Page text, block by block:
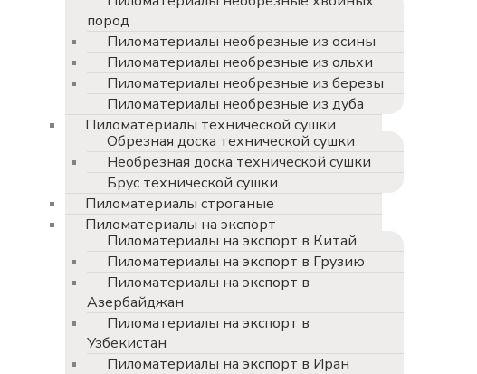
пород
Пиломатериалы необрезные из осины
Пиломатериалы необрезные из ольхи
Пиломатериалы необрезные из березы
Пиломатериалы необрезные из дуба
Пиломатериалы технической сушки
Обрезная доска технической сушки
Необрезная доска технической сушки
Брус технической сушки
Пиломатериалы строганые
Пиломатериалы на экспорт
Пиломатериалы на экспорт в Китай
Пиломатериалы на экспорт в Грузию
Пиломатериалы на экспорт в
Азербайджан
Пиломатериалы на экспорт в
Узбекистан
Пиломатериалы на экспорт в Иран